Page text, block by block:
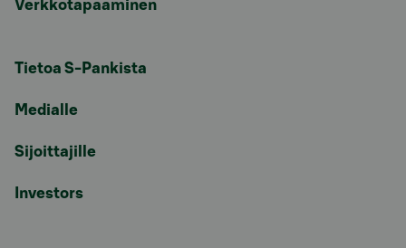
Verkkotapaaminen
Tietoa S-Pankista
Medialle
Sijoittajille
Investors